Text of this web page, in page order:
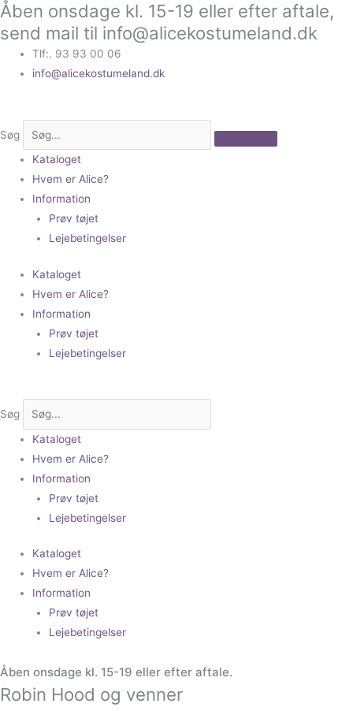
Gå
til
indholdet
Åben onsdage kl. 15-19 eller efter aftale,
send mail til info@alicekostumeland.dk
Tlf:. 93 93 00 06
info@alicekostumeland.dk
Søg
Kataloget
Hvem er Alice?
Information
Prøv tøjet
Lejebetingelser
Kataloget
Hvem er Alice?
Information
Prøv tøjet
Lejebetingelser
Søg
Kataloget
Hvem er Alice?
Information
Prøv tøjet
Lejebetingelser
Kataloget
Hvem er Alice?
Information
Prøv tøjet
Lejebetingelser
Åben onsdage kl. 15-19 eller efter aftale.
Robin Hood og venner